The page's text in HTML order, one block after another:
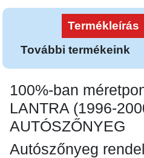
Termékleírás
További termékeink
100%-ban
LANTRA (1996-
AUTÓSZŐNYEG
Autószőnyeg